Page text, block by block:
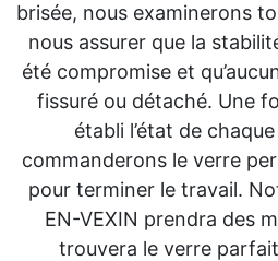
brisée, nous examinerons
nous assurer que la
été compromise et
fissuré ou détaché. Une
établi l’état de
commanderons le verre
pour terminer le travail.
EN-VEXIN prendra des
trouvera le verre